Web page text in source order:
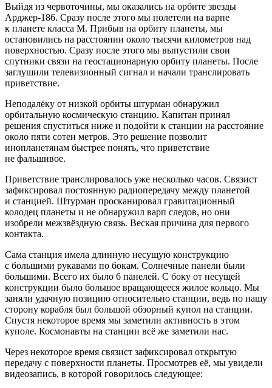
Выйдя из червоточины, мы оказались на орбите звезды
Арджер-186. Сразу после этого мы полетели на варпе
к планете класса М. Прибыв на орбиту планеты, мы
остановились на расстоянии около тысячи километров над
поверхностью. Сразу после этого мы выпустили свои
спутники связи на геостационарную орбиту планеты. После
заглушили телевизионный сигнал и начали транслировать
приветствие.
Неподалёку от низкой орбиты штурман обнаружил
орбитальную космическую станцию. Капитан принял
решения спуститься ниже и подойти к станции на расстояние
около пяти сотен метров. Это решение позволит
инопланетянам быстрее понять, что приветствие
не фальшивое.
Приветствие транслировалось уже несколько часов. Связист
зафиксировал постоянную радиопередачу между планетой
и станцией. Штурман просканировал гравитационный
колодец планеты и не обнаружил варп следов, но они
изобрели межзвёздную связь. Веская причина для первого
контакта.
Сама станция имела длинную несущую конструкцию
с большими рукавами по бокам. Солнечные панели были
большими. Всего их было 6 панелей. С боку от несущей
конструкции было большое вращающееся жилое кольцо. Мы
заняли удачную позицию относительно станции, ведь по нашу
сторону корабля был большой обзорный купол на станции.
Спустя некоторое время мы заметили активность в этом
куполе. Космонавты на станции всё же заметили нас.
Через некоторое время связист зафиксировал открытую
передачу с поверхности планеты. Просмотрев её, мы увидели
видеозапись, в которой говорилось следующее: